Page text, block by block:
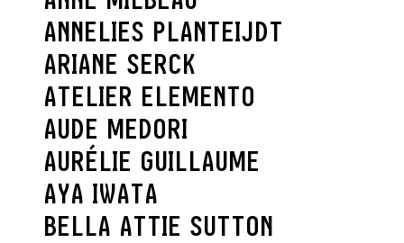
ANNELIES PLANTEIJDT
ARIANE SERCK
ATELIER ELEMENTO
AUDE MEDORI
AURÉLIE GUILLAUME
AYA IWATA
BELLA ATTIE SUTTON